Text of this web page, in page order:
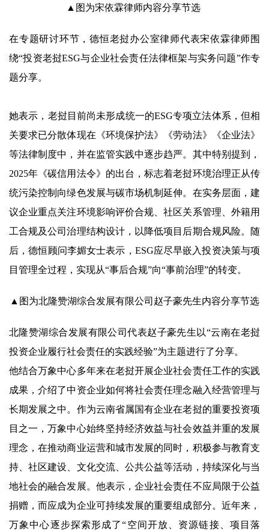
▲图为宋依霖律师内容分享节选
在专题研讨环节，德恒老挝办公室律师代表宋依霖律师围
绕“投资老挝ESG与企业社会责任法律框架与实务问题”作专
题分享。
她表示，老挝目前尚未形成统一的ESG专项立法体系，但相
关要求已分散体现在《环境保护法》《劳动法》《企业法》
等法律制度中，并在监管实践中逐步趋严。其中特别提到，
2025年《碳信用法令》的出台，标志着老挝环境治理正从传
统污染控制向绿色发展与碳市场机制延伸。在实务层面，建
议企业重点关注环境影响评价合规、社区关系管理、外籍用
工合规及公司治理结构设计，以降低项目后期合规风险。随
后，德恒顾问李媚女士表示，ESG应尽早嵌入投资决策与项
目管理全过程，实现从“事后合规”向“事前治理”的转变。
▲图为北隆赞湖综合发展有限公司赵子豪先生内容分享节选
北隆赞湖综合发展有限公司代表赵子豪先生以“云南在老挝
投资企业履行社会责任的实践经验”为主题进行了分享。
他结合万象中心多年来在老挝开展企业社会责任工作的实践
成果，介绍了中资企业如何将社会责任理念融入经营管理与
长期发展之中。作为云南省属国有企业在老挝的重要投资项
目之一，万象中心始终坚持经济效益与社会效益并重的发展
理念，在推动商业运营和城市发展的同时，积极参与教育支
持、社区建设、文化交流、公共公益等活动，持续深化与当
地社会的融合发展。他表示，企业社会责任不应局限于公益
捐赠，而应成为企业可持续发展的重要组成部分。近年来，
万象中心逐步探索形成了“空间开放、资源链接、项目落